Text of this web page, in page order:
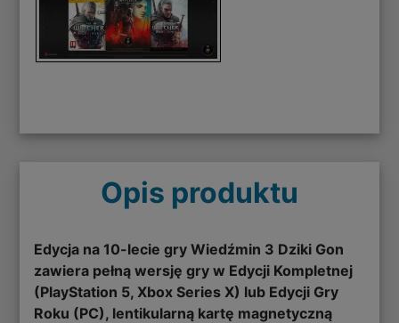
Opis produktu
Edycja na 10-lecie gry Wiedźmin 3 Dziki Gon
zawiera pełną wersję gry w Edycji Kompletnej
(PlayStation 5, Xbox Series X) lub Edycji Gry
Roku (PC), lentikularną kartę magnetyczną